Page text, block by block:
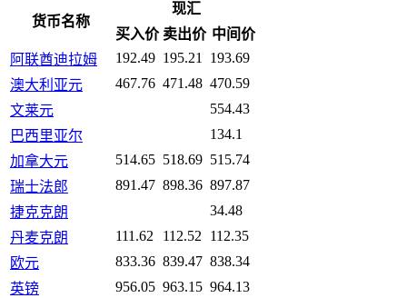
货币名称
现汇
买入价 卖出价 中间价
阿联酋迪拉姆
192.49 195.21
193.69
澳大利亚元
467.76 471.48 470.59
文莱元
554.43
巴西里亚尔
134.1
加拿大元
514.65 518.69 515.74
瑞士法郎
891.47 898.36 897.87
捷克克朗
34.48
丹麦克朗
111.62 112.52
112.35
欧元
833.36 839.47 838.34
英镑
956.05 963.15 964.13